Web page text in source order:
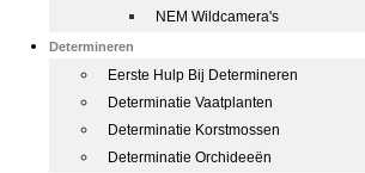
NEM Wildcamera's
Determineren
Eerste Hulp Bij Determineren
Determinatie Vaatplanten
Determinatie Korstmossen
Determinatie Orchideeën